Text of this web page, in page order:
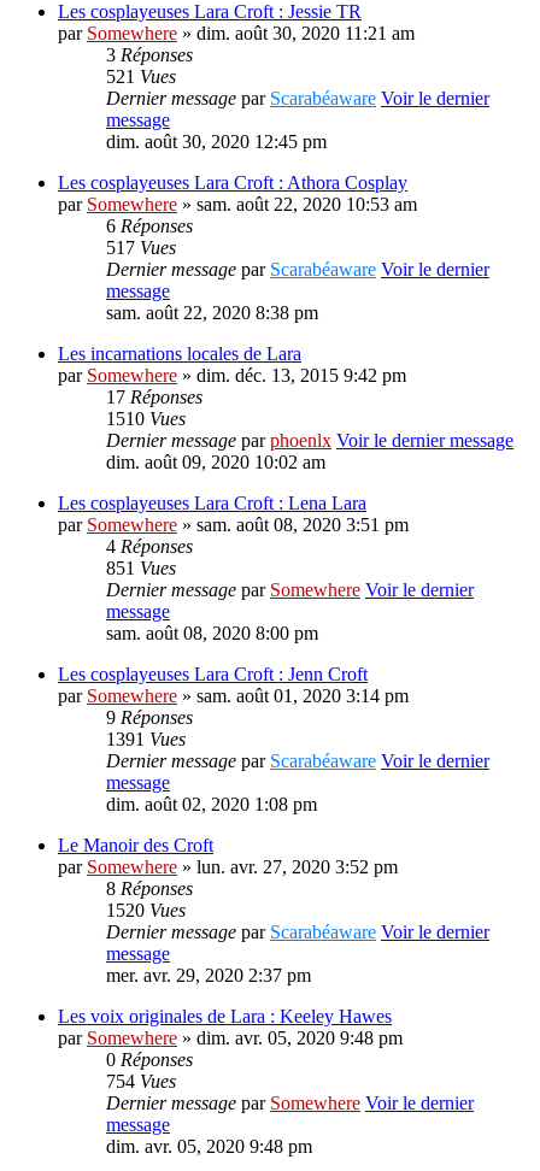
Les cosplayeuses Lara Croft : Jessie TR
par Somewhere » dim. août 30, 2020 11:21 am
3 Réponses
521 Vues
Dernier message par Scarabéaware Voir le dernier
message
dim. août 30, 2020 12:45 pm
Les cosplayeuses Lara Croft : Athora Cosplay
par Somewhere » sam. août 22, 2020 10:53 am
6 Réponses
517 Vues
Dernier message par Scarabéaware Voir le dernier
message
sam. août 22, 2020 8:38 pm
Les incarnations locales de Lara
par Somewhere » dim. déc. 13, 2015 9:42 pm
17 Réponses
1510 Vues
Dernier message parphoenlx Voir le dernier message
dim. août 09, 2020 10:02 am
Les cosplayeuses Lara Croft : Lena Lara
par Somewhere » sam. août 08, 2020 3:51 pm
4 Réponses
851 Vues
Dernier message par Somewhere Voir le dernier
message
sam. août 08, 2020 8:00 pm
Les cosplayeuses Lara Croft : Jenn Croft
par Somewhere » sam. août 01, 2020 3:14 pm
9 Réponses
1391 Vues
Dernier message par Scarabéaware Voir le dernier
message
dim. août 02, 2020 1:08 pm
Le Manoir des Croft
par Somewhere » lun. avr. 27, 2020 3:52 pm
8 Réponses
1520 Vues
Dernier message par Scarabéaware Voir le dernier
message
mer. avr. 29, 2020 2:37 pm
Les voix originales de Lara : Keeley Hawes
par Somewhere » dim. avr. 05, 2020 9:48 pm
0 Réponses
754 Vues
Dernier message par Somewhere Voir le dernier
message
dim. avr. 05, 2020 9:48 pm